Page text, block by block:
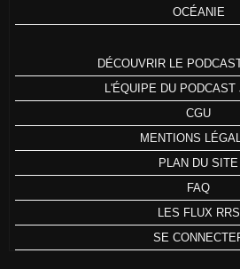
OCÉANIE
DÉCOUVRIR LE
L'ÉQUIPE DU PODCAST
CGU
MENTIONS
PLAN DU SITE
FAQ
LES FLUX RRS
SE